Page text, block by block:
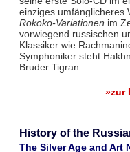
einziges umfänglicheres
Rokoko-Variationen im
vorwiegend russischen
Klassiker wie
Symphoniker steht
Bruder Tigran.
»zur
History of the
The Silver Age and Art